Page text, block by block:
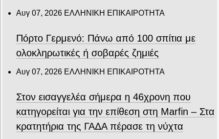
Αυγ 07, 2026 ΕΛΛΗΝΙΚΗ ΕΠΙΚΑΙΡΟΤΗΤΑ
Πόρτο Γερμενό: Πάνω από 100 σπίτια με
ολοκληρωτικές ή σοβαρές ζημιές
Αυγ 07, 2026 ΕΛΛΗΝΙΚΗ ΕΠΙΚΑΙΡΟΤΗΤΑ
Στον εισαγγελέα σήμερα η 46χρονη που
κατηγορείται για την επίθεση στη Marfin – Στα
κρατητήρια της ΓΑΔΑ πέρασε τη νύχτα